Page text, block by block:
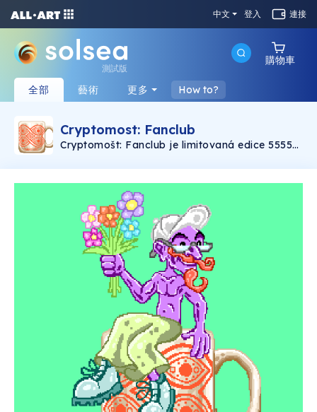
中文 登入 連接
測試版
購物車
全部 藝術 更多 How to?
Cryptomost: Fanclub
Cryptomošt: Fanclub je limitovaná edice 5555
fanouškem. Kromě digitálního vychutnání
token vstup na nejlepší párty na světě, která se
odehraje v září 2022 v Brně. Těžba začala v
pondělí 29. listopadu a pokračuje průběžně
každý den až do dosažení celkového počtu
5555 tokenů. Ilustrace Adam Klouda
(www.klam.cz). Turbomošt je brněnský nápoj
prodávaný každoročně na Vánočních trzích,
toto je jeho digitální verze. Cryptomošt:
Fanclub is a limited edition of 5555 cups of
Cryptomošt, each with it’s own unique fan.
Except of digital savouring of this wonderful
drink, every token functions as a ticket for a
VIP party held specifically for Cryptomošt:
Fanclub holders at Brno, Czech republic in
September 2022. Minting started on Monday,
29th November and continues every day until
reaching 5555 tokens. Illustrations by Adam
Klouda (www.klam.cz). Turbomošt is a
beverage served each year at the Christmas
market, this is the digital version.